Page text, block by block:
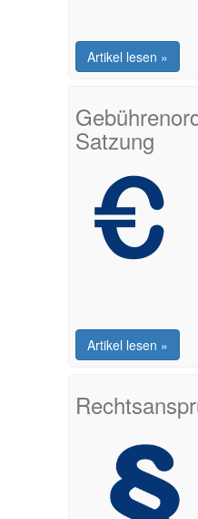
Artikel lesen »
Satzung
Artikel lesen »